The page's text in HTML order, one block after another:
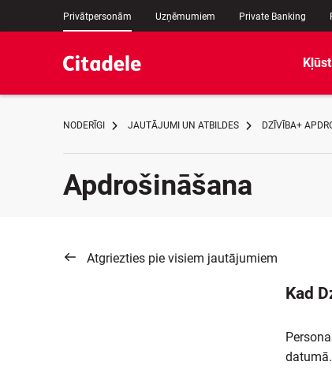
Privātpersonām Uzņēmumiem Private Banking
NODERĪGI JAUTĀJUMI UN ATBILDES DZĪVĪBA+
Apdrošināšana
Atgriezties pie visiem jautājumiem
Kad
datumā.